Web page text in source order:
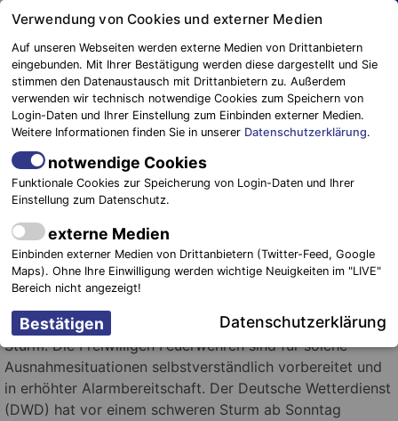
Springe
Inhalt
Blaulichtreport
Elbe-Elster
Orkantief Sabine: "Es gibt keinen
Grund zur Panik"
8. Februar 2020 -Einsätze
Foto: Blaulichtreport Elbe – Elster
Elster.In der
Nacht von
Erkenntnissen in unserer Region zu einem schweren
Sturm. Die Freiwilligen Feuerwehren sind für solche
Ausnahmesituationen selbstverständlich vorbereitet und
in erhöhter Alarmbereitschaft. Der Deutsche Wetterdienst
(DWD) hat vor einem schweren Sturm ab Sonntag
Verwendung von Cookies und externer Medien
Auf unseren Webseiten werden externe Medien von Drittanbietern
eingebunden. Mit Ihrer Bestätigung werden diese dargestellt und Sie
stimmen den Datenaustausch mit Drittanbietern zu. Außerdem
verwenden wir technisch notwendige Cookies zum Speichern von
Login-Daten und Ihrer Einstellung zum Einbinden externer Medien.
Weitere Informationen finden Sie in unserer Datenschutzerklärung.
notwendige Cookies
Funktionale Cookies zur Speicherung von Login-Daten und Ihrer
Einstellung zum Datenschutz.
externe Medien
Einbinden externer Medien von Drittanbietern (Twitter-Feed, Google
Maps). Ohne Ihre Einwilligung werden wichtige Neuigkeiten im "LIVE"
Bereich nicht angezeigt!
Datenschutzerklärung